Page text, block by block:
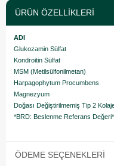
ÜRÜN ÖZELLIKLERI
ADI
Glukozamin Sülfat
Kondroitin Sülfat
MSM (Metilsülfonilmetan)
Harpagophytum Procumbens
Magnezyum
Doğası Değiştirilmemiş Tip 2
*BRD: Beslenme Referans
ÖDEME SEÇENEKLERI